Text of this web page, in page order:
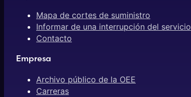
Mapa de cortes de suministro
Informar de una interrupción del servicio
Contacto
Empresa
Archivo público de la OEE
Carreras